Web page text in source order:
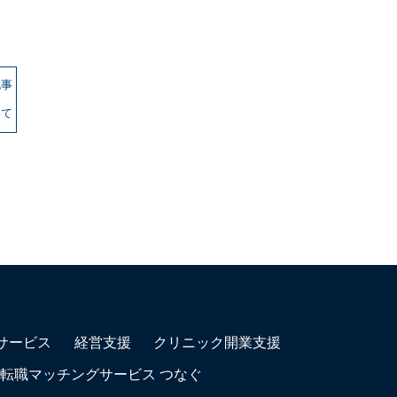
ービス 経営支援 クリニック開業支援
職マッチングサービス つなぐ